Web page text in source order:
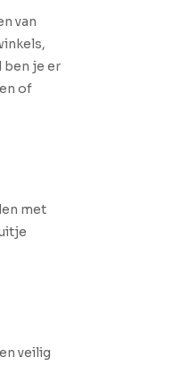
van
ben je er
of
met
veilig